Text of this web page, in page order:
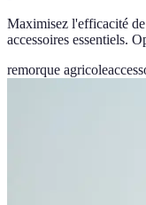
Maximisez l'efficacité
accessoires essentiels.
remorque agricole